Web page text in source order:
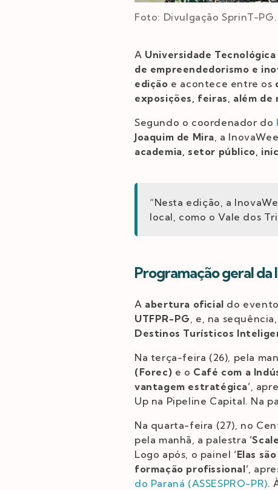
Foto: Divulgação SprinT-PG.
A Universidade
de empreendedorismo e
edição e acontece entre os
exposições, feiras, além
Segundo o coordenador do
Joaquim de Mira , a
academia, setor público,
“Nesta edição, a
local, como o Vale dos
Programação geral
A abertura oficial do
UTFPR-PG , e, na
Destinos Turísticos
Na terça-feira (26), pela
(Forec) e o Café com a
vantagem estratégica’ ,
Up na Pipeline Capital. Na
Na quarta-feira (27), no
pela manhã, a palestra
Logo após, o painel ‘Elas
formação profissional’ ,
do Paraná (ASSESPRO-PR).